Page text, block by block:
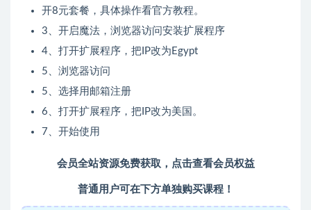
开8元套餐，具体操作看官方教程。
3、开启魔法，浏览器访问安装扩展程序
4、打开扩展程序，把IP改为Egypt
5、浏览器访问
5、选择用邮箱注册
6、打开扩展程序，把IP改为美国。
7、开始使用
会员全站资源免费获取，点击查看会员权益
普通用户可在下方单独购买课程！